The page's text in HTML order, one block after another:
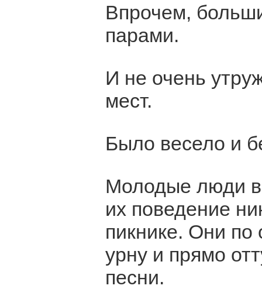
Впрочем,
парами.
И не очень
мест.
Было весело и
Молодые люди в
их поведение
пикнике. Они по
урну и прямо
песни.